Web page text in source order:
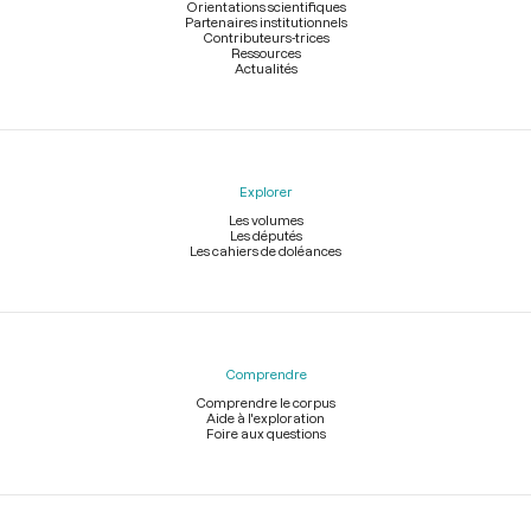
Orientations scientifiques
Partenaires institutionnels
Contributeurs-trices
Ressources
Actualités
Explorer
Les volumes
Les députés
Les cahiers de doléances
Comprendre
Comprendre le corpus
Aide à l'exploration
Foire aux questions